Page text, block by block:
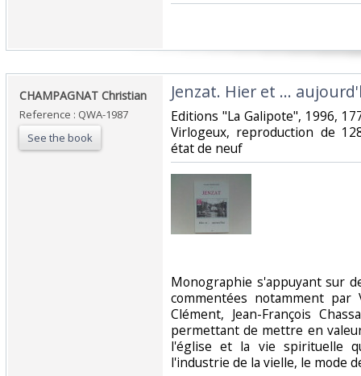
‎CHAMPAGNAT Christian ‎
Reference : QWA-1987
See the book
‎Jenzat. Hier et …
‎Editions "La Galipote", 1996,
Virlogeux, reproduction de
état de neuf ‎
‎Monographie s'appuyant sur
commentées notamment par
Clément, Jean-François
permettant de mettre en
l'église et la vie spirituelle
l'industrie de la vielle, le mode